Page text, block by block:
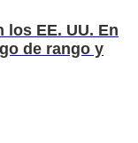
los EE. UU. En
de rango y